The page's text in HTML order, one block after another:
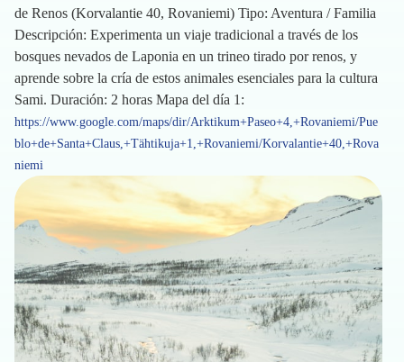
de Renos (Korvalantie 40, Rovaniemi) Tipo: Aventura / Familia
Descripción: Experimenta un viaje tradicional a través de los
bosques nevados de Laponia en un trineo tirado por renos, y
aprende sobre la cría de estos animales esenciales para la cultura
Sami. Duración: 2 horas Mapa del día 1:
https://www.google.com/maps/dir/Arktikum+Paseo+4,+Rovaniemi/Pue
blo+de+Santa+Claus,+Tähtikuja+1,+Rovaniemi/Korvalantie+40,+Rova
niemi